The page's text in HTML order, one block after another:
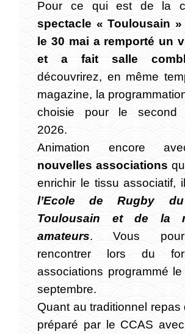
Pour ce qui est de la
spectacle « Toulousain
le 30 mai a remporté un
et a fait salle
découvrirez, en même
magazine, la
choisie pour le second
2026.
Animation encore
nouvelles associations
enrichir le tissu associatif,
l’Ecole de Rugby
Toulousain et de la
amateurs. Vous
rencontrer lors du
associations programmé
septembre.
Quant au traditionnel repas
préparé par le CCAS